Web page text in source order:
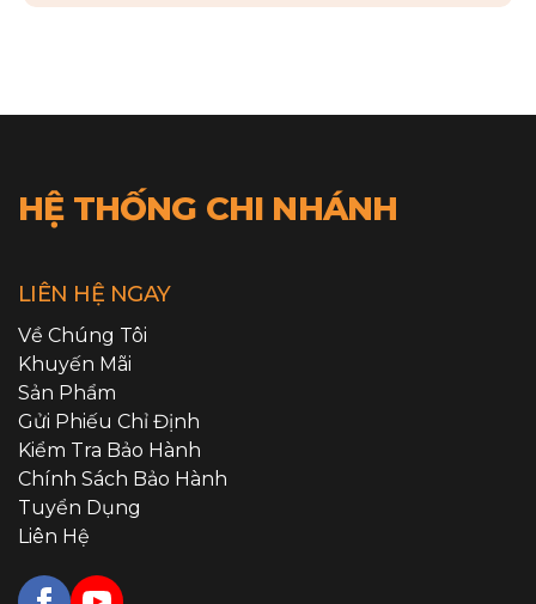
HỆ THỐNG CHI NHÁNH
LIÊN HỆ NGAY
Về Chúng Tôi
Khuyến Mãi
Sản Phẩm
Gửi Phiếu Chỉ Định
Kiểm Tra Bảo Hành
Chính Sách Bảo Hành
Tuyển Dụng
Liên Hệ